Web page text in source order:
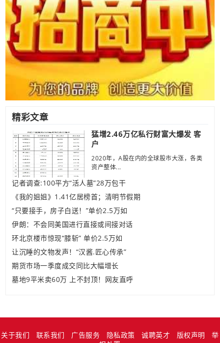
精彩文章
猛增2.46万亿私行财富大爆发 客
户
2020年，A股在内的全球股市大涨，各类
资产整体...
记者调查:100平方“活人墓”28万包干
《我的姐姐》1.41亿居榜首；清明节假期
“只要接手，房子白送！”单价2.5万如
伊朗：不会同美国进行直接或间接对话
环北京楼市惊现“膝斩” 单价2.5万如
让沉睡的文物发声！“汉酱.匠心传承”
期货市场一季度成交同比大幅增长
墓地9平米卖60万 上不封顶！网友直呼
关于我们 联系我们 广告服务 隐私政策 诚聘英才 版权声明
举